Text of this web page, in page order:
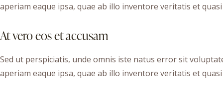
aperiam eaque ipsa, quae ab illo inventore veritatis et
At vero eos et accusam
Sed ut perspiciatis, unde omnis iste natus error sit
aperiam eaque ipsa, quae ab illo inventore veritatis et